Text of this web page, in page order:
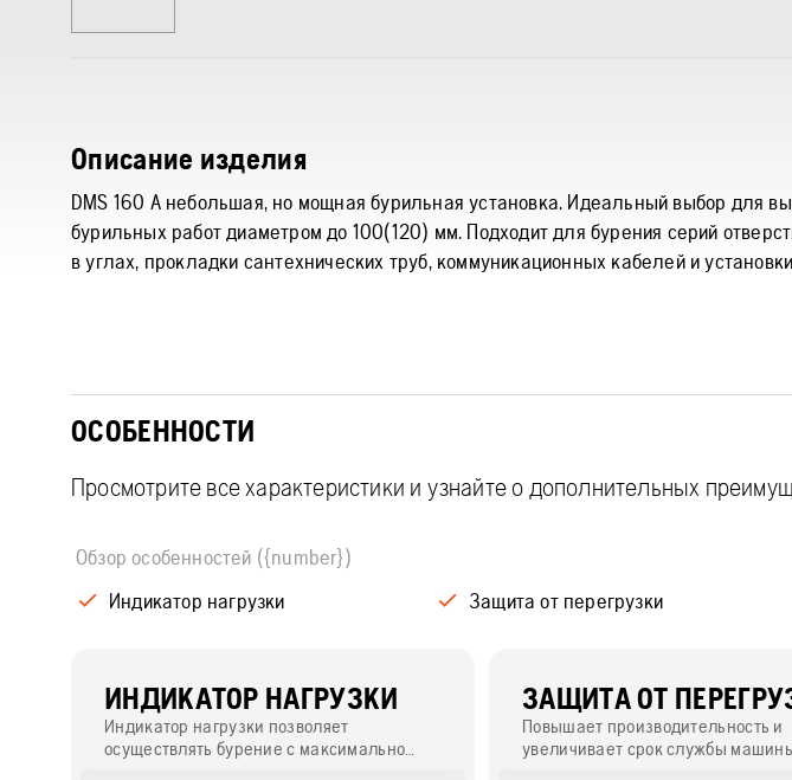
Описание изделия
DMS 160 А небольшая, но мощная бурильная установка. Идеальный выбор для
бурильных работ диаметром до 100(120) мм. Подходит для бурения серий
в углах, прокладки сантехнических труб, коммуникационных кабелей и
ОСОБЕННОСТИ
Просмотрите все характеристики и узнайте о дополнительных
Обзор особенностей ({number})
Индикатор нагрузки
Защита от перегрузки
ИНДИКАТОР НАГРУЗКИ
Индикатор нагрузки позволяет
осуществлять бурение с максимально
ЗАЩИТА ОТ
Повышает производительность и
увеличивает срок службы